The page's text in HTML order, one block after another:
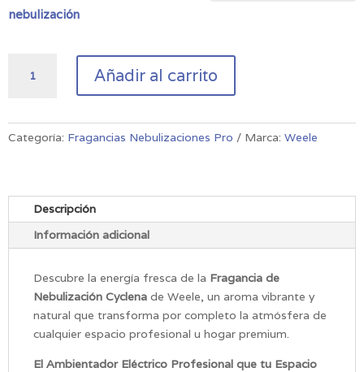
nebulización
Nebulización
cantidad
Añadir al carrito
Categoría: Fragancias Nebulizaciones Pro Marca: Weele
Descripción
Información adicional
Descubre la energía fresca de la Fragancia de
Nebulización Cyclena de Weele, un aroma vibrante y
natural que transforma por completo la atmósfera de
cualquier espacio profesional u hogar premium.
El Ambientador Eléctrico Profesional que tu Espacio